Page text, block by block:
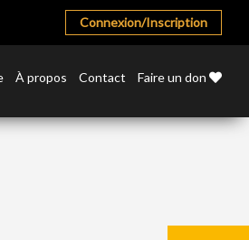
Connexion/Inscription
À propos Contact Faire un don